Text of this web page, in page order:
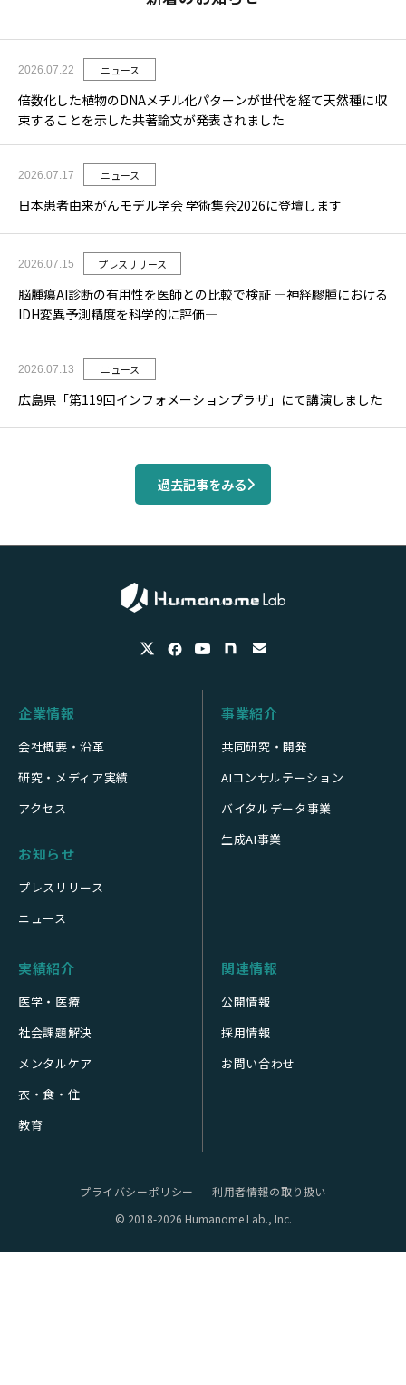
2026.07.22 ニュース
倍数化した植物のDNAメチル化パターンが世代を経て天然種に収
束することを示した共著論文が発表されました
2026.07.17 ニュース
日本患者由来がんモデル学会 学術集会2026に登壇します
2026.07.15 プレスリリース
脳腫瘍AI診断の有用性を医師との比較で検証 ―神経膠腫における
IDH変異予測精度を科学的に評価―
2026.07.13 ニュース
広島県「第119回インフォメーションプラザ」にて講演しました
過去記事をみる
企業情報
会社概要・沿革
研究・メディア実績
アクセス
お知らせ
プレスリリース
ニュース
事業紹介
共同研究・開発
AIコンサルテーション
バイタルデータ事業
生成AI事業
実績紹介
医学・医療
社会課題解決
メンタルケア
衣・食・住
教育
関連情報
公開情報
採用情報
お問い合わせ
プライバシーポリシー
利用者情報の取り扱い
© 2018-2026 Humanome Lab., Inc.